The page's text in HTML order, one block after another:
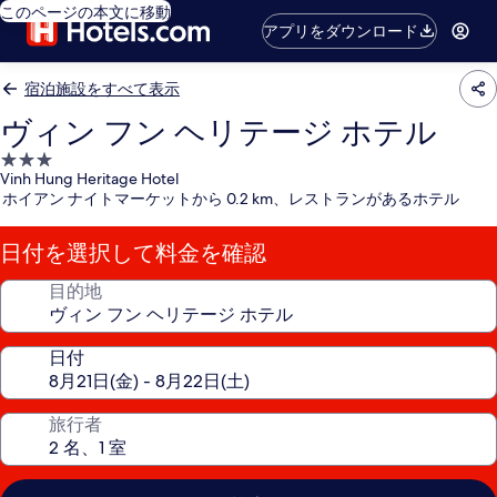
このページの本文に移動
アプリをダウンロード
宿泊施設をすべて表示
ヴィン フン ヘリテージ ホテル
3.0
つ
星
宿
泊
施
Vinh Hung Heritage Hotel
ホイアン ナイトマーケットから 0.2 km、レストランがあるホテル
日付を選択して料金を確認
目的地
日付
旅行者